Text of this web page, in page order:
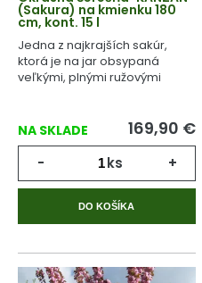
(Sakura) na kmienku 180
cm, kont. 15 l
Jedna z najkrajších sakúr,
ktorá je na jar obsypaná
veľkými, plnými ružovými
NA SKLADE 169,90 €
- ks +
DO KOŠÍKA